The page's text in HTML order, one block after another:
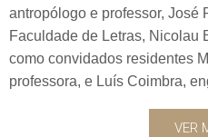
antropólogo e professor, José
Faculdade de Letras, Nicolau
como convidados residentes
professora, e Luís Coimbra,
VER